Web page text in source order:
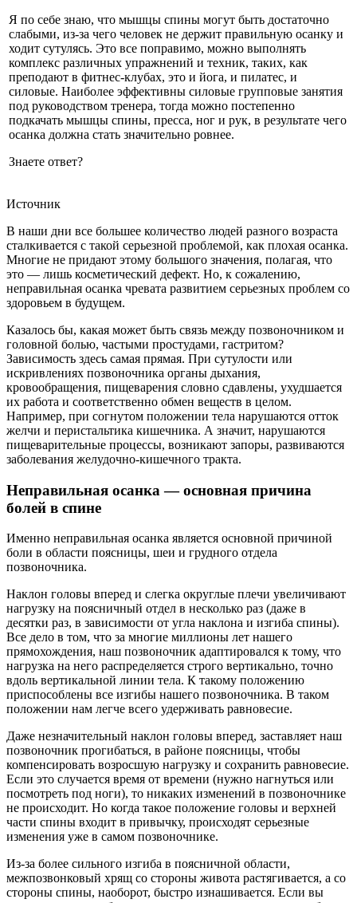
Я по себе знаю, что мышцы спины могут быть достаточно
слабыми, из-за чего человек не держит правильную осанку и
ходит сутулясь. Это все поправимо, можно выполнять
комплекс различных упражнений и техник, таких, как
преподают в фитнес-клубах, это и йога, и пилатес, и
силовые. Наиболее эффективны силовые групповые занятия
под руководством тренера, тогда можно постепенно
подкачать мышцы спины, пресса, ног и рук, в результате чего
осанка должна стать значительно ровнее.
Знаете ответ?
Источник
В наши дни все большее количество людей разного возраста
сталкивается с такой серьезной проблемой, как плохая осанка.
Многие не придают этому большого значения, полагая, что
это — лишь косметический дефект. Но, к сожалению,
неправильная осанка чревата развитием серьезных проблем со
здоровьем в будущем.
Казалось бы, какая может быть связь между позвоночником и
головной болью, частыми простудами, гастритом?
Зависимость здесь самая прямая. При сутулости или
искривлениях позвоночника органы дыхания,
кровообращения, пищеварения словно сдавлены, ухудшается
их работа и соответственно обмен веществ в целом.
Например, при согнутом положении тела нарушаются отток
желчи и перистальтика кишечника. А значит, нарушаются
пищеварительные процессы, возникают запоры, развиваются
заболевания желудочно-кишечного тракта.
Неправильная осанка — основная причина
болей в спине
Именно неправильная осанка является основной причиной
боли в области поясницы, шеи и грудного отдела
позвоночника.
Наклон головы вперед и слегка округлые плечи увеличивают
нагрузку на поясничный отдел в несколько раз (даже в
десятки раз, в зависимости от угла наклона и изгиба спины).
Все дело в том, что за многие миллионы лет нашего
прямохождения, наш позвоночник адаптировался к тому, что
нагрузка на него распределяется строго вертикально, точно
вдоль вертикальной линии тела. К такому положению
приспособлены все изгибы нашего позвоночника. В таком
положении нам легче всего удерживать равновесие.
Даже незначительный наклон головы вперед, заставляет наш
позвоночник прогибаться, в районе поясницы, чтобы
компенсировать возросшую нагрузку и сохранить равновесие.
Если это случается время от времени (нужно нагнуться или
посмотреть под ноги), то никаких изменений в позвоночнике
не происходит. Но когда такое положение головы и верхней
части спины входит в привычку, происходят серьезные
изменения уже в самом позвоночнике.
Из-за более сильного изгиба в поясничной области,
межпозвонковый хрящ со стороны живота растягивается, а со
стороны спины, наоборот, быстро изнашивается. Если вы